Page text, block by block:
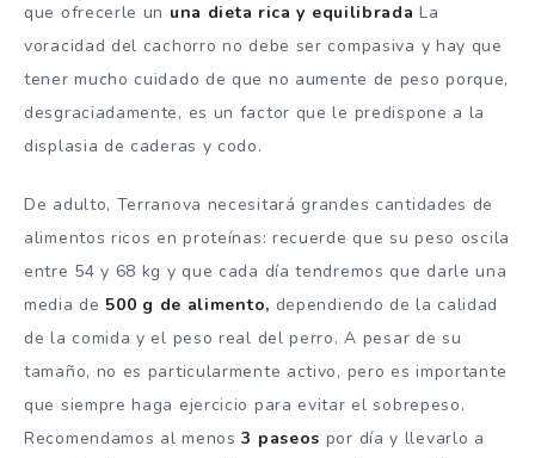
que ofrecerle un una dieta rica y equilibradaLa
voracidad del cachorro no debe ser compasiva y hay que
tener mucho cuidado de que no aumente de peso porque,
desgraciadamente, es un factor que le predispone a la
displasia de caderas y codo.
De adulto, Terranova necesitará grandes cantidades de
alimentos ricos en proteínas: recuerde que su peso oscila
entre 54 y 68 kg y que cada día tendremos que darle una
media de 500 g de alimento, dependiendo de la calidad
de la comida y el peso real del perro. A pesar de su
tamaño, no es particularmente activo, pero es importante
que siempre haga ejercicio para evitar el sobrepeso.
Recomendamos al menos3 paseos por día y llevarlo a